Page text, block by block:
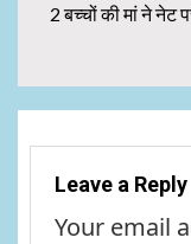
2 बच्चों की मां ने नेट
Leave a Reply
Your email